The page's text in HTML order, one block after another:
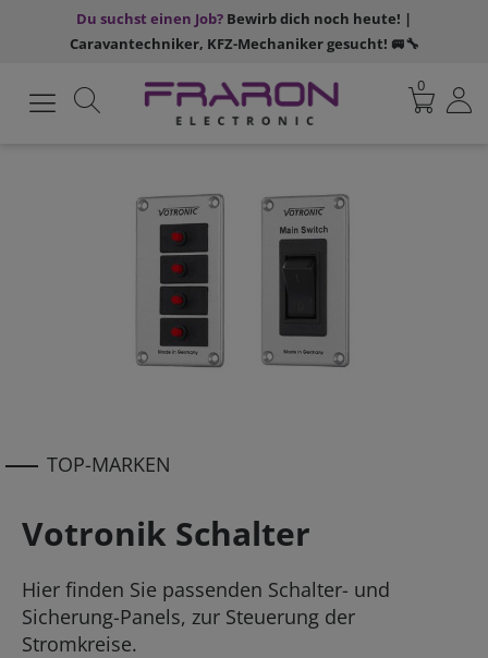
Du suchst einen Job? Bewirb dich noch heute! |
Caravantechniker, KFZ-Mechaniker gesucht! 🚐🔧
0
TOP-MARKEN
Votronik Schalter
Hier finden Sie passenden Schalter- und
Sicherung-Panels, zur Steuerung der
Stromkreise.